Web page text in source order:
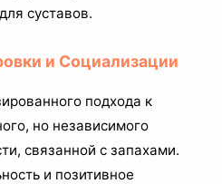
суставов.
и Социализации
подхода к
но независимого
связанной с запахами.
и позитивное